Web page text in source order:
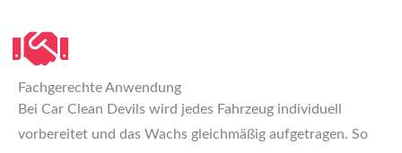
Fachgerechte Anwendung
Bei Car Clean Devils wird jedes Fahrzeug individuell
vorbereitet und das Wachs gleichmäßig aufgetragen. So